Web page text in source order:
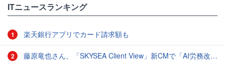
ITニュースランキング
1 楽天銀行アプリでカード請求額も
2 藤原竜也さん、「SKYSEA Client View」新CMで「AI労務改善」をアピール 働き方をAIが分析したら「すぐに休んで」と言われる？